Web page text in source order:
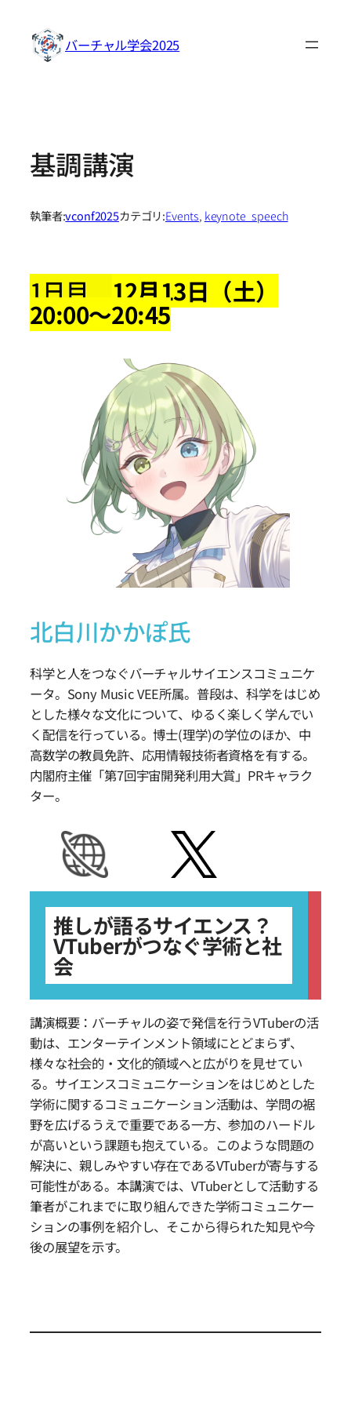
バーチャル学会2025
基調講演
執筆者:vconf2025カテゴリ:Events, keynote_speech
1日目 12月13日（土）
20:00～20:45
北白川かかぽ氏
科学と人をつなぐバーチャルサイエンスコミュニケ
ータ。Sony Music VEE所属。普段は、科学をはじめ
とした様々な文化について、ゆるく楽しく学んでい
く配信を行っている。博士(理学)の学位のほか、中
高数学の教員免許、応用情報技術者資格を有する。
内閣府主催「第7回宇宙開発利用大賞」PRキャラク
ター。
推しが語るサイエンス？
VTuberがつなぐ学術と社
会
講演概要：バーチャルの姿で発信を行うVTuberの活
動は、エンターテインメント領域にとどまらず、
様々な社会的・文化的領域へと広がりを見せてい
る。サイエンスコミュニケーションをはじめとした
学術に関するコミュニケーション活動は、学問の裾
野を広げるうえで重要である一方、参加のハードル
が高いという課題も抱えている。このような問題の
解決に、親しみやすい存在であるVTuberが寄与する
可能性がある。本講演では、VTuberとして活動する
筆者がこれまでに取り組んできた学術コミュニケー
ションの事例を紹介し、そこから得られた知見や今
後の展望を示す。